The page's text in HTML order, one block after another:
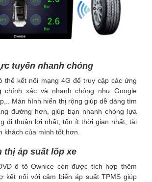
tuyến nhanh chóng
thể kết nối mạng 4G để truy cập các ứng
chính xác và nhanh chóng như Google
Màn hình hiển thị rộng giúp dễ dàng tìm
đường hơn, giúp bạn nhanh chóng lựa
đi thuận lợi nhất, tốn ít thời gian nhất, tài
khách của mình tốt hơn.
thị áp suất lốp xe
ô tô Ownice còn được tích hợp thêm
kết nối với cảm biến áp suất TPMS giúp